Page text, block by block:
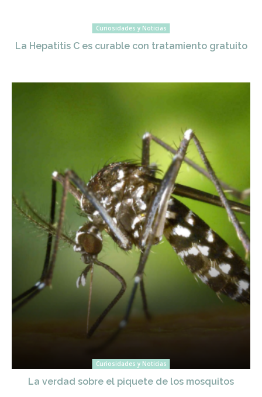
Curiosidades y Noticias
La Hepatitis C es curable con tratamiento gratuito
Curiosidades y Noticias
La verdad sobre el piquete de los mosquitos